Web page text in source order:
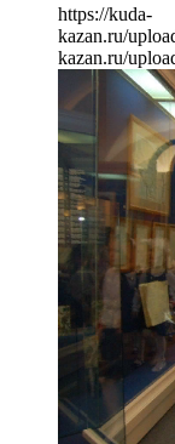
https://kuda-
kazan.ru/
kazan.ru/